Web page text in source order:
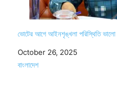
ভোটের আগে আইনশৃঙ্খলা পরিস্থিতি ভালো
Date
October 26, 2025
In relation to
বাংলাদেশ